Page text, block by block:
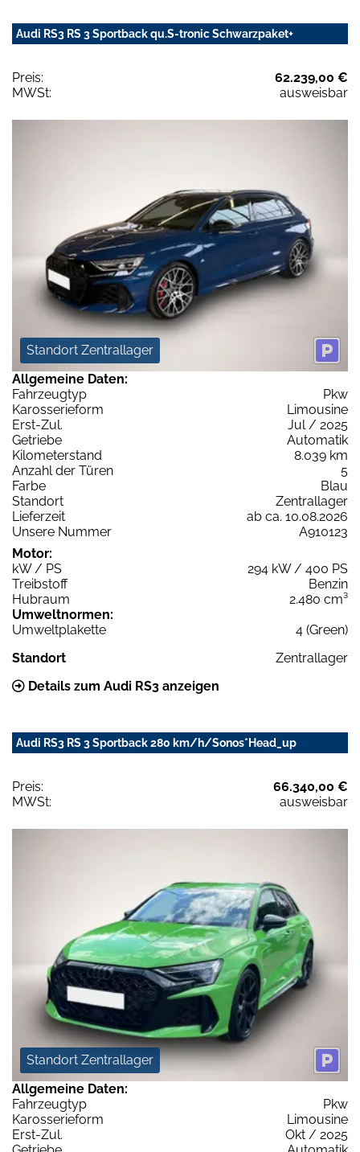
Audi RS3 RS 3 Sportback qu.S-tronic Schwarzpaket+
Preis:
62.239,00 €
MWSt:
ausweisbar
Standort Zentrallager
Allgemeine Daten:
Fahrzeugtyp
Pkw
Karosserieform
Limousine
Erst-Zul.
Jul / 2025
Getriebe
Automatik
Kilometerstand
8.039 km
Anzahl der Türen
5
Farbe
Blau
Standort
Zentrallager
Lieferzeit
ab ca. 10.08.2026
Unsere Nummer
A910123
Motor:
kW / PS
294 kW / 400 PS
Treibstoff
Benzin
Hubraum
2.480 cm³
Umweltnormen:
Umweltplakette
4 (Green)
Standort
Zentrallager
Details zum Audi RS3 anzeigen
Audi RS3 RS 3 Sportback 280 km/h/Sonos*Head_up
Preis:
66.340,00 €
MWSt:
ausweisbar
Standort Zentrallager
Allgemeine Daten:
Fahrzeugtyp
Pkw
Karosserieform
Limousine
Erst-Zul.
Okt / 2025